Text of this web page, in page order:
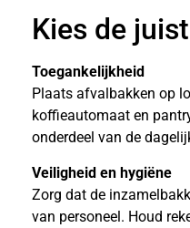
Kies de
Toegankelijkheid
Plaats afvalbakken op
koffieautomaat en
onderdeel van de
Veiligheid en hygiëne
Zorg dat de
van personeel. Houd